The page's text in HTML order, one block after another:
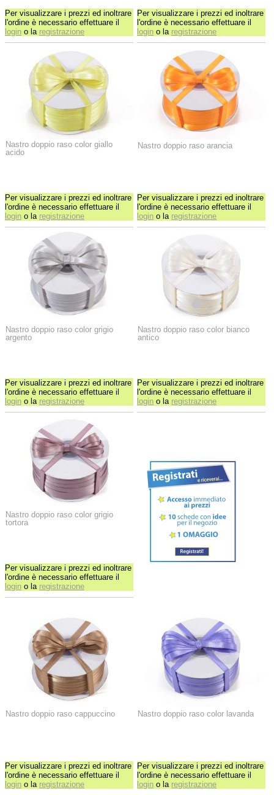
Per visualizzare i prezzi ed inoltrare
l'ordine è necessario effettuare il
login o la registrazione
Per visualizzare i prezzi ed inoltrare
l'ordine è necessario effettuare il
login o la registrazione
Nastro doppio raso color giallo
acido
Per visualizzare i prezzi ed inoltrare
l'ordine è necessario effettuare il
login o la registrazione
Nastro doppio raso arancia
Per visualizzare i prezzi ed inoltrare
l'ordine è necessario effettuare il
login o la registrazione
Nastro doppio raso color grigio
argento
Per visualizzare i prezzi ed inoltrare
l'ordine è necessario effettuare il
login o la registrazione
Nastro doppio raso color bianco
antico
Per visualizzare i prezzi ed inoltrare
l'ordine è necessario effettuare il
login o la registrazione
Nastro doppio raso color grigio
tortora
Per visualizzare i prezzi ed inoltrare
l'ordine è necessario effettuare il
login o la registrazione
Nastro doppio raso cappuccino
Per visualizzare i prezzi ed inoltrare
l'ordine è necessario effettuare il
login o la registrazione
Nastro doppio raso color lavanda
Per visualizzare i prezzi ed inoltrare
l'ordine è necessario effettuare il
login o la registrazione